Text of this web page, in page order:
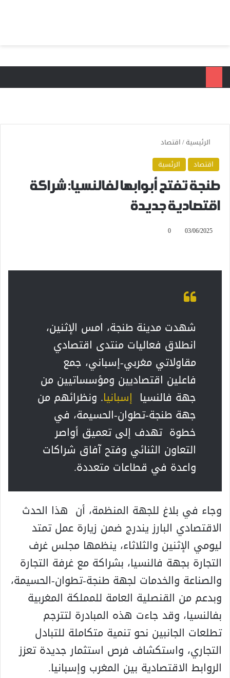
الرئيسية/اقتصاد
اقتصاد
الرئسية
طنجة تفتح أبوابها لفالنسيا: شراكة
اقتصادية جديدة
03/06/2025
0
شهدت مدينة طنجة، امس الإثنين،
انطلاق فعاليات منتدى اقتصادي
مقاولاتي مغربي-إسباني، جمع
فاعلين اقتصاديين ومؤسساتيين من
جهة فالنسيا إسبانيا. ونظرائهم من
جهة طنجة-تطوان-الحسيمة، في
خطوة تهدف إلى تعميق أواصر
التعاون الثنائي وفتح آفاق شراكات
واعدة في قطاعات متعددة.
وجاء في بلاغ للجهة المنظمة، أن هذا الحدث
الاقتصادي البارز يندرج ضمن زيارة عمل تمتد
ليومي الإثنين والثلاثاء، ينظمها مجلس غرف
التجارة بجهة فالنسيا، بشراكة مع غرفة التجارة
والصناعة والخدمات لجهة طنجة-تطوان-الحسيمة،
وبدعم من القنصلية العامة للمملكة المغربية
بفالنسيا، وقد جاءت هذه المبادرة لتترجم
تطلعات الجانبين نحو تنمية متكاملة للتبادل
التجاري، واستكشاف فرص استثمار جديدة تعزز
الروابط الاقتصادية بين المغرب وإسبانيا.